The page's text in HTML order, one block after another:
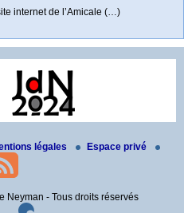
2026
internet de l’Amicale (…)
à La Baule-Escoublac
a enseigné, à La Baule-Escoublac
de l’exécution de Jean de Neyman
légales Espace privé
Neyman - Tous droits réservés